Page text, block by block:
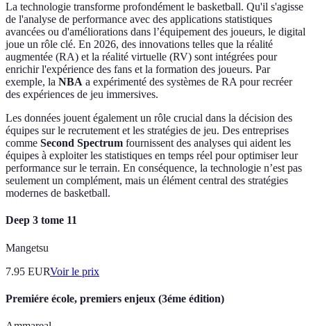
La technologie transforme profondément le basketball. Qu'il s'agisse
de l'analyse de performance avec des applications statistiques
avancées ou d'améliorations dans l’équipement des joueurs, le digital
joue un rôle clé. En 2026, des innovations telles que la réalité
augmentée (RA) et la réalité virtuelle (RV) sont intégrées pour
enrichir l'expérience des fans et la formation des joueurs. Par
exemple, la NBA a expérimenté des systèmes de RA pour recréer
des expériences de jeu immersives.
Les données jouent également un rôle crucial dans la décision des
équipes sur le recrutement et les stratégies de jeu. Des entreprises
comme Second Spectrum fournissent des analyses qui aident les
équipes à exploiter les statistiques en temps réel pour optimiser leur
performance sur le terrain. En conséquence, la technologie n’est pas
seulement un complément, mais un élément central des stratégies
modernes de basketball.
Deep 3 tome 11
Mangetsu
7.95 EURVoir le prix
Premiére école, premiers enjeux (3éme édition)